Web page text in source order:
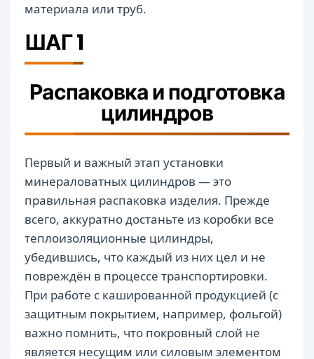
материала или труб.
ШАГ 1
Распаковка и подготовка
цилиндров
Первый и важный этап установки
минераловатных цилиндров — это
правильная распаковка изделия. Прежде
всего, аккуратно достаньте из коробки все
теплоизоляционные цилиндры,
убедившись, что каждый из них цел и не
повреждён в процессе транспортировки.
При работе с кашированной продукцией (с
защитным покрытием, например, фольгой)
важно помнить, что покровный слой не
является несущим или силовым элементом